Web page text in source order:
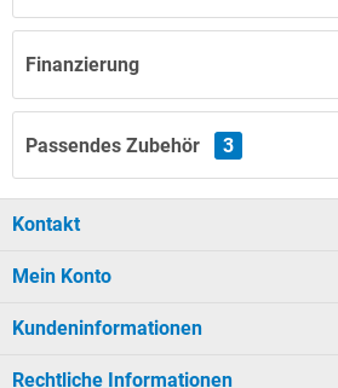
Finanzierung
Passendes Zubehör 3
Kontakt
Mein Konto
Kundeninformationen
Rechtliche Informationen